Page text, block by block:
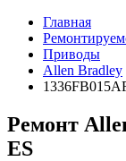
Главная
Приводы
Allen Bradley
Ремонт
ES